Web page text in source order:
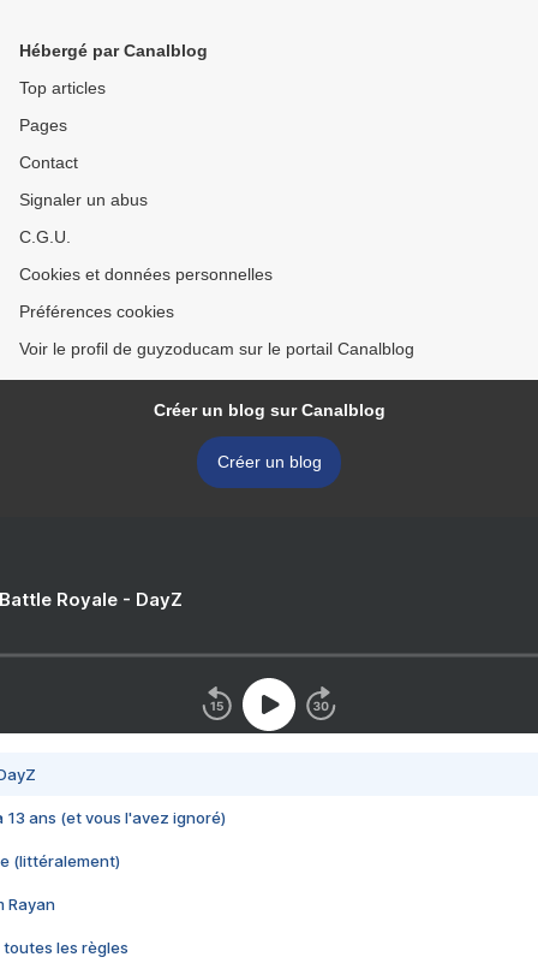
Hébergé par Canalblog
Top articles
Pages
Contact
Signaler un abus
C.G.U.
Cookies et données personnelles
Préférences cookies
Voir le profil de guyzoducam sur le portail Canalblog
Créer un blog sur Canalblog
Créer un blog
Royale - DayZ
13 ans (et vous l'avez ignoré)
(littéralement)
Rayan
toutes les règles